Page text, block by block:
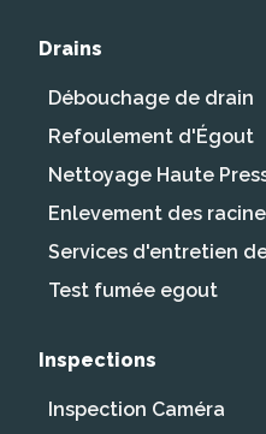
Drains
Débouchage de drain
Refoulement d'Égout
Nettoyage Haute
Enlevement des
Services d'entretien
Test fumée egout
Inspections
Inspection Caméra